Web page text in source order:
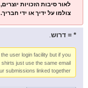
לאור סיבות הזכויות
צולמו על ידיך או ידי
* = דרוש .
user login facility but if you
just use the same email
submissions linked together.